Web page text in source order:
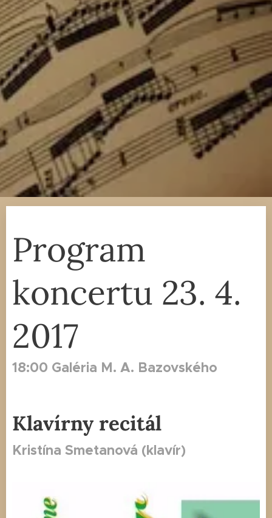
Program
koncertu 23. 4.
2017
18:00 Galéria M. A. Bazovského
Klavírny recitál
Kristína Smetanová (klavír)